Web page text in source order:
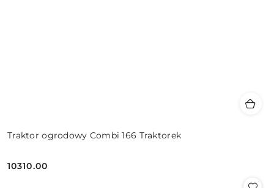
Traktor ogrodowy Combi 166 Traktorek
Cena:
10310.00